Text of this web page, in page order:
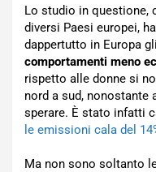
Lo studio in questione,
diversi Paesi europei,
dappertutto in Europa
comportamenti meno
rispetto alle donne si
nord a sud, nonostante
sperare. È stato infatti
le emissioni cala del
Ma non sono soltanto